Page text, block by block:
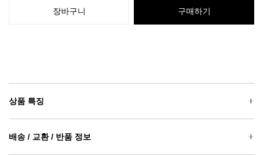
장바구니 구매하기
상품 특징
배송 / 교환 / 반품 정보